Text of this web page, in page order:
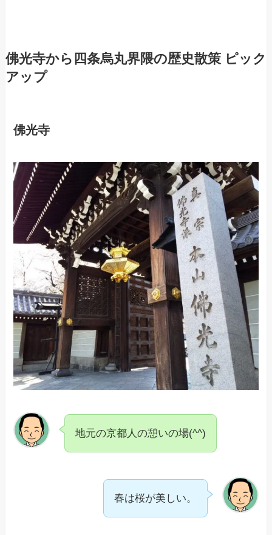
佛光寺から四条烏丸界隈の歴史散策 ピック
アップ
佛光寺
地元の京都人の憩いの場(^^)
春は桜が美しい。